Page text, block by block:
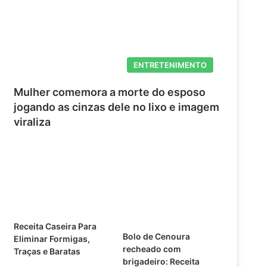
ENTRETENIMENTO
Mulher comemora a morte do esposo
jogando as cinzas dele no lixo e imagem
viraliza
Receita Caseira Para
Eliminar Formigas,
Traças e Baratas
Bolo de Cenoura
recheado com
brigadeiro: Receita